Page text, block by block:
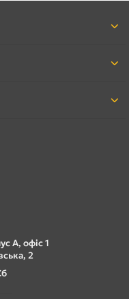
А, офіс 1
2